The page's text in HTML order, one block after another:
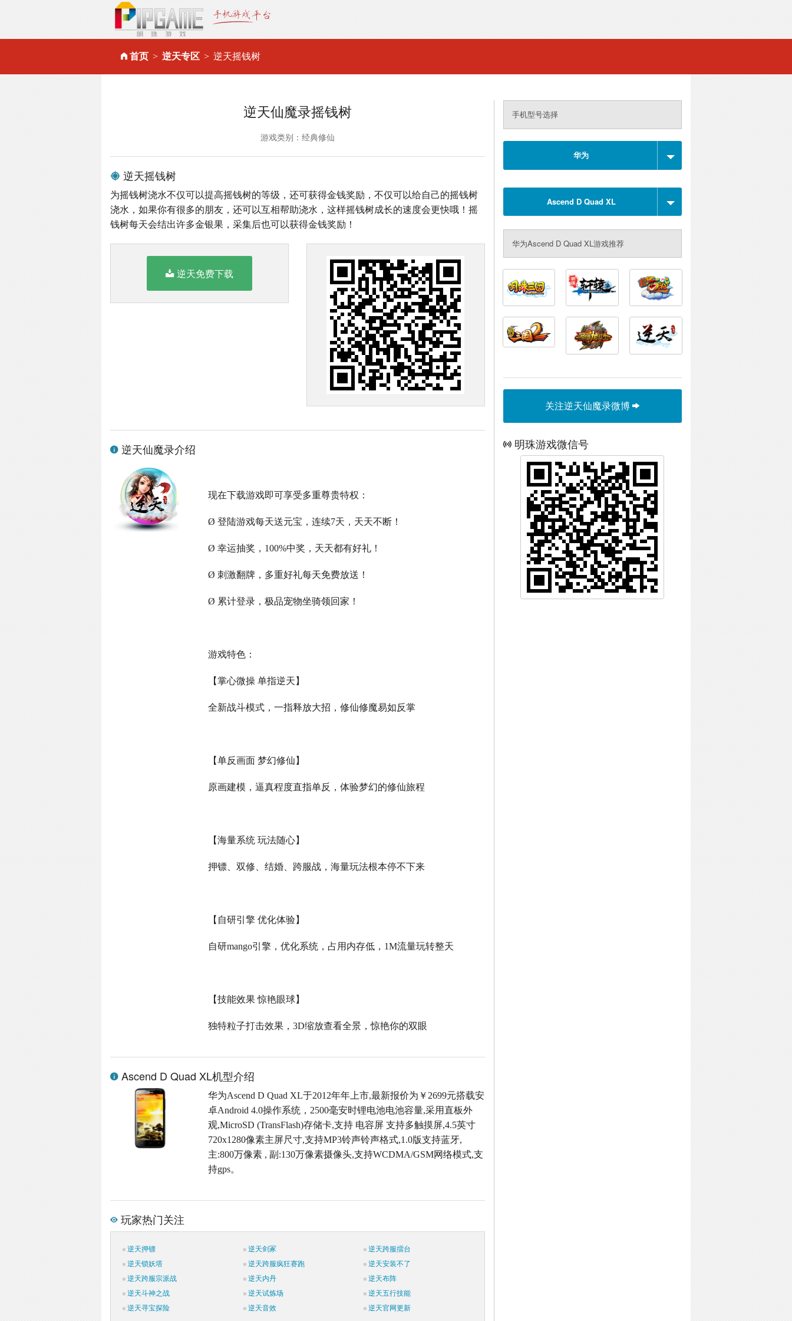
首页 逆天专区 逆天摇钱树
逆天仙魔录摇钱树
游戏类别：经典修仙
逆天摇钱树
为摇钱树浇水不仅可以提高摇钱树的等级，还可获得金钱奖励，不仅可以给自己的摇钱树
浇水，如果你有很多的朋友，还可以互相帮助浇水，这样摇钱树成长的速度会更快哦！摇
钱树每天会结出许多金银果，采集后也可以获得金钱奖励！
逆天免费下载
逆天仙魔录介绍
现在下载游戏即可享受多重尊贵特权：
Ø 登陆游戏每天送元宝，连续7天，天天不断！
Ø 幸运抽奖，100%中奖，天天都有好礼！
Ø 刺激翻牌，多重好礼每天免费放送！
Ø 累计登录，极品宠物坐骑领回家！
游戏特色：
【掌心微操 单指逆天】
全新战斗模式，一指释放大招，修仙修魔易如反掌
【单反画面 梦幻修仙】
原画建模，逼真程度直指单反，体验梦幻的修仙旅程
【海量系统 玩法随心】
押镖、双修、结婚、跨服战，海量玩法根本停不下来
【自研引擎 优化体验】
自研mango引擎，优化系统，占用内存低， 1M流量玩转整天
【技能效果 惊艳眼球】
独特粒子打击效果，3D缩放查看全景，惊艳你的双眼
Ascend D Quad XL机型介绍
华为Ascend D Quad XL于2012年年上市,最新报价为￥2699元搭载安
卓Android 4.0操作系统，2500毫安时锂电池电池容量,采用直板外
观,MicroSD (TransFlash)存储卡,支持 电容屏 支持多触摸屏,4.5英寸
720x1280像素主屏尺寸,支持MP3铃声铃声格式,1.0版支持蓝牙,
主:800万像素 , 副:130万像素摄像头,支持WCDMA/GSM网络模式,支
持gps。
玩家热门关注
逆天押镖 逆天剑冢
逆天跨服擂台
逆天锁妖塔
逆天跨服疯狂赛跑
逆天安装不了
逆天跨服宗派战
逆天内丹
逆天布阵
逆天斗神之战
逆天试炼场
逆天五行技能
逆天寻宝探险
逆天音效 逆天官网更新
手机型号选择
华为
Ascend D Quad XL
华为Ascend D Quad XL游戏推荐
关注逆天仙魔录微博
明珠游戏微信号